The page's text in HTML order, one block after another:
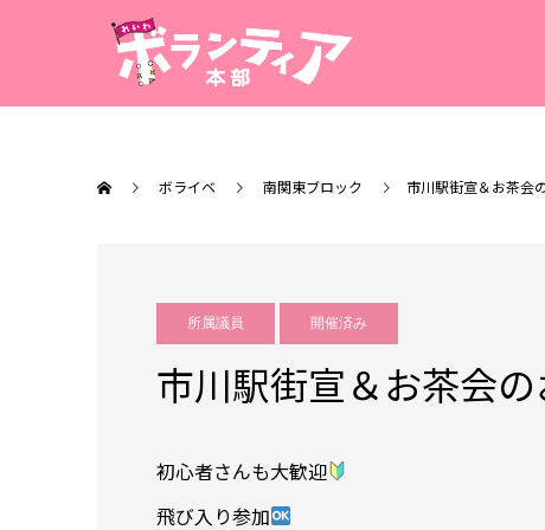
ボライベ 南関東ブロック 市川駅街宣＆お茶会
所属議員 開催済み
市川駅街宣＆お茶会の
初心者さんも大歓迎
飛び入り参加